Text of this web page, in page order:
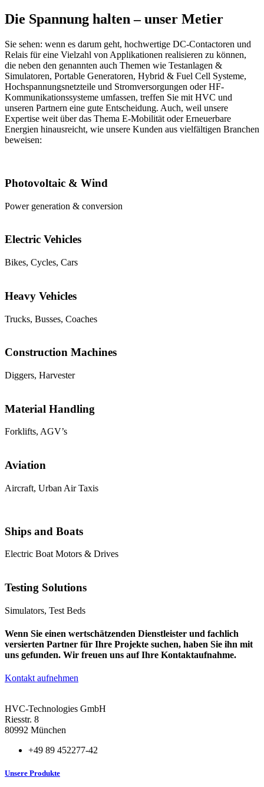
Die Spannung halten – unser Metier
Sie sehen: wenn es darum geht, hochwertige DC-Contactoren und
Relais für eine Vielzahl von Applikationen realisieren zu können,
die neben den genannten auch Themen wie Testanlagen &
Simulatoren, Portable Generatoren, Hybrid & Fuel Cell Systeme,
Hochspannungsnetzteile und Stromversorgungen oder HF-
Kommunikationssysteme umfassen, treffen Sie mit HVC und
unseren Partnern eine gute Entscheidung. Auch, weil unsere
Expertise weit über das Thema E-Mobilität oder Erneuerbare
Energien hinausreicht, wie unsere Kunden aus vielfältigen Branchen
beweisen:
Photovoltaic & Wind
Power generation & conversion
Electric Vehicles
Bikes, Cycles, Cars
Heavy Vehicles
Trucks, Busses, Coaches
Construction Machines
Diggers, Harvester
Material Handling
Forklifts, AGV’s
Aviation
Aircraft, Urban Air Taxis
Ships and Boats
Electric Boat Motors & Drives
Testing Solutions
Simulators, Test Beds
Wenn Sie einen wertschätzenden Dienstleister und fachlich
versierten Partner für Ihre Projekte suchen, haben Sie ihn mit
uns gefunden. Wir freuen uns auf Ihre Kontaktaufnahme.
Kontakt aufnehmen
HVC-Technologies GmbH
Riesstr. 8
80992 München
+49 89 452277-42
Unsere Produkte